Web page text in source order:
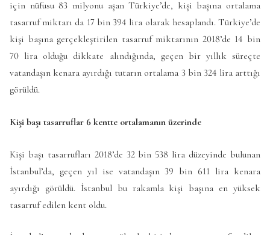
için nüfusu 83 milyonu aşan Türkiye’de, kişi başına ortalama
tasarruf miktarı da 17 bin 394 lira olarak hesaplandı. Türkiye’de
kişi başına gerçekleştirilen tasarruf miktarının 2018’de 14 bin
70 lira olduğu dikkate alındığında, geçen bir yıllık süreçte
vatandaşın kenara ayırdığı tutarın ortalama 3 bin 324 lira arttığı
görüldü.
Kişi başı tasarruflar 6 kentte ortalamanın üzerinde
Kişi başı tasarrufları 2018’de 32 bin 538 lira düzeyinde bulunan
İstanbul’da, geçen yıl ise vatandaşın 39 bin 611 lira kenara
ayırdığı görüldü. İstanbul bu rakamla kişi başına en yüksek
tasarruf edilen kent oldu.